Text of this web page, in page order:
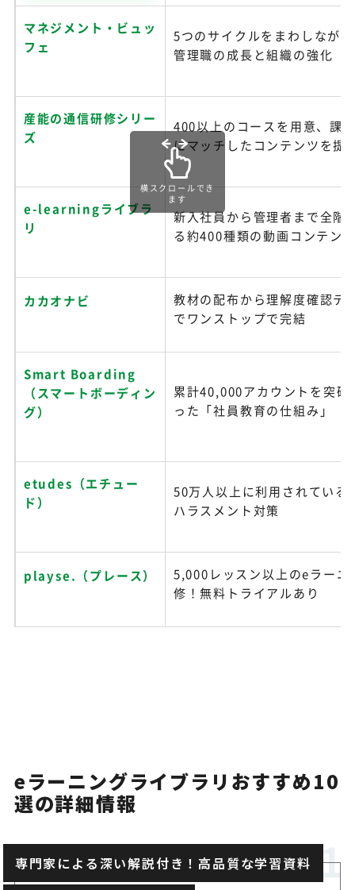
マネジメント・ビュッ
フェ
5つのサイクルをまわしなが
管理職の成長と組織の強化
産能の通信研修シリー
ズ
400以上のコースを用意、課
にマッチしたコンテンツを提
e-learningライブラ
リ
新入社員から管理者まで全階
る約400種類の動画コンテン
カカオナビ
教材の配布から理解度確認テ
でワンストップで完結
Smart Boarding
（スマートボーディン
グ）
累計40,000アカウントを突破
った「社員教育の仕組み」
etudes（エチュー
ド）
50万人以上に利用されている
ハラスメント対策
playse.（プレース）
5,000レッスン以上のeラーニ
修！無料トライアルあり
横スクロールでき
ます
eラーニングライブラリおすすめ10
選の詳細情報
専門家による深い解説付き！高品質な学習資料